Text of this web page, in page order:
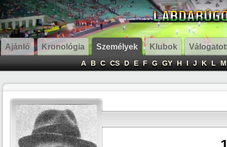
Ajánló Kronológia Személyek Klubok
A B C CS D E F G GY H I J K L M